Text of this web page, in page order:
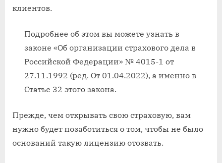
клиентов.
Подробнее об этом вы можете узнать в
законе «Об организации страхового дела в
Российской Федерации» № 4015-1 от
27.11.1992 (ред. От 01.04.2022), а именно в
Статье 32 этого закона.
Прежде, чем открывать свою страховую, вам
нужно будет позаботиться о том, чтобы не было
оснований такую лицензию отозвать.